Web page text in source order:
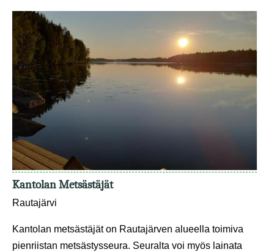
Kantolan Metsästäjät
Rautajärvi
Kantolan metsästäjät on Rautajärven alueella toimiva
pienriistan metsästysseura. Seuralta voi myös lainata